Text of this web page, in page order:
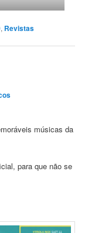
, Revistas
músicas da
para que não se